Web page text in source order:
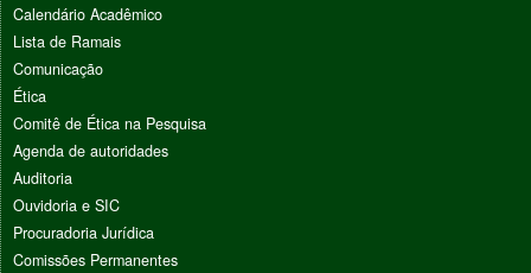
Calendário Acadêmico
Lista de Ramais
Comunicação
Ética
Comitê de Ética na Pesquisa
Agenda de autoridades
Auditoria
Ouvidoria e SIC
Procuradoria Jurídica
Comissões Permanentes